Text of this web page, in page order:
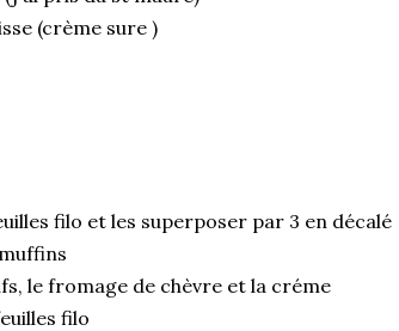
(crème sure )
filo et les superposer par 3 en décalé
le fromage de chèvre et la créme
filo